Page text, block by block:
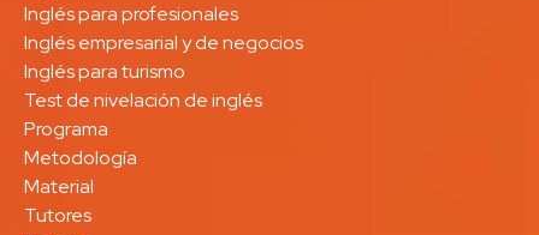
Inglés para profesionales
Inglés empresarial y de negocios
Inglés para turismo
Test de nivelación de inglés
Programa
Metodología
Material
Tutores